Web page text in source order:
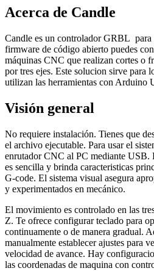
Acerca de Candle
Candle es un controlador GRBL
firmware de código abierto puedes
máquinas CNC que realizan cortes o
por tres ejes. Este solucion sirve para
utilizan las herramientas con Arduino
Visión general
No requiere instalación. Tienes que
el archivo ejecutable. Para usar el
enrutador CNC al PC mediante USB.
es sencilla y brinda caracteristicas
G-code. El sistema visual asegura
y experimentados en mecánico.
El movimiento es controlado en las
Z. Te ofrece configurar teclado para
continuamente o de manera gradual.
manualmente establecer ajustes para
velocidad de avance. Hay
las coordenadas de maquina con